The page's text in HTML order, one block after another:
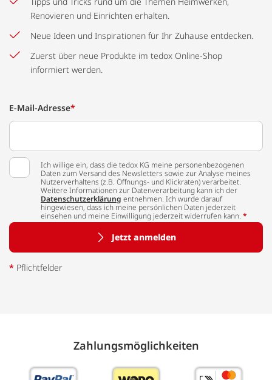
Renovieren und Einrichten erhalten.
Neue Ideen und Inspirationen für Ihr Zuhause entdecken.
Zuerst über neue Produkte im tedox Online-Shop
informiert werden.
E-Mail-Adresse*
Ich willige ein, dass die tedox KG meine personenbezogenen
Daten zum Versand des Newsletters sowie zur Analyse meines
Nutzerverhaltens (z.B. Öffnungs- und Klickraten) verarbeitet.
Weitere Informationen zur Datenverarbeitung kann ich der
Datenschutzerklärung entnehmen. Ich wurde darauf
hingewiesen, dass ich meine persönlichen Daten jederzeit
einsehen und meine Einwilligung jederzeit widerrufen kann. *
Jetzt anmelden
* Pflichtfelder
Zahlungs­möglich­keiten